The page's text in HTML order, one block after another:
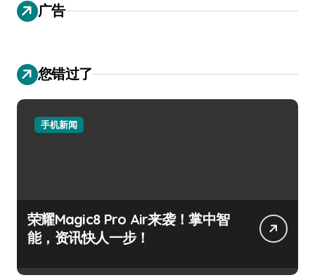
广告
您错过了
手机新闻
荣耀Magic8 Pro Air来袭！掌中智
能，资讯快人一步！